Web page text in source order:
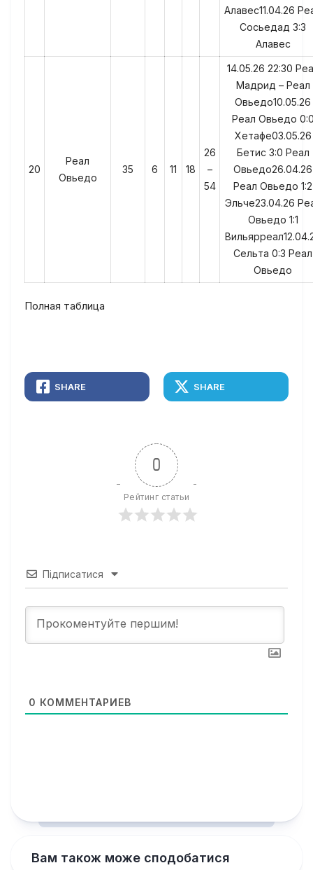
Алавес11.04.26
Сосьедад 3:3
Алавес
20
Реал
Овьедо
35 6 11 18
26
–
54
14.05.26 22:30
Мадрид – Реал
Овьедо10.05.26
Реал Овьедо
Хетафе03.05.26
Бетис 3:0 Реал
Овьедо26.04.26
Реал Овьедо 1:2
Эльче23.04.26
Овьедо 1:1
Сельта 0:3 Реал
Овьедо
Полная таблица
SHARE SHARE
0
Рейтинг статьи
Підписатися
0 КОММЕНТАРИЕВ
Вам також може сподобатися